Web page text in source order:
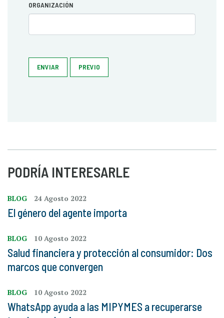
ORGANIZACIÓN
ENVIAR PREVIO
PODRÍA INTERESARLE
BLOG 24 Agosto 2022
El género del agente importa
BLOG 10 Agosto 2022
Salud financiera y protección al consumidor: Dos
marcos que convergen
BLOG 10 Agosto 2022
WhatsApp ayuda a las MIPYMES a recuperarse